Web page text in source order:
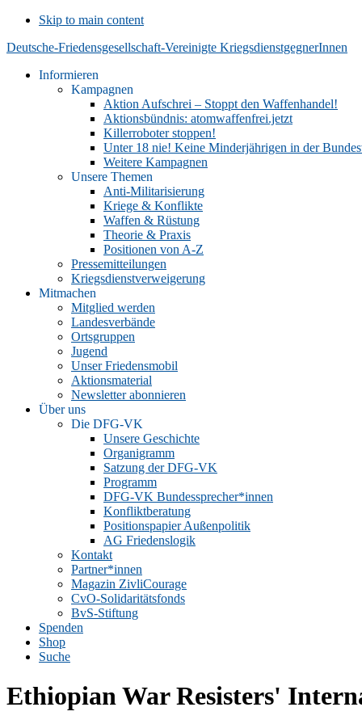
Skip to main content
Deutsche-Friedensgesellschaft-Vereinigte KriegsdienstgegnerInnen
Informieren
Kampagnen
Aktion Aufschrei – Stoppt den Waffenhandel!
Aktionsbündnis: atomwaffenfrei.jetzt
Killerroboter stoppen!
Unter 18 nie! Keine Minderjährigen in der
Weitere Kampagnen
Unsere Themen
Anti-Militarisierung
Kriege & Konflikte
Waffen & Rüstung
Theorie & Praxis
Positionen von A-Z
Pressemitteilungen
Kriegsdienstverweigerung
Mitmachen
Mitglied werden
Landesverbände
Ortsgruppen
Jugend
Unser Friedensmobil
Aktionsmaterial
Newsletter abonnieren
Über uns
Die DFG-VK
Unsere Geschichte
Organigramm
Satzung der DFG-VK
Programm
DFG-VK Bundessprecher*innen
Konfliktberatung
Positionspapier Außenpolitik
AG Friedenslogik
Kontakt
Partner*innen
Magazin ZivliCourage
CvO-Solidaritätsfonds
BvS-Stiftung
Spenden
Shop
Suche
Ethiopian War Resisters'